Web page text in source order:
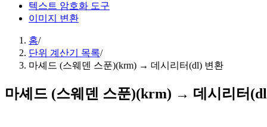
텍스트 암호화 도구
이미지 변환
홈/
단위 계산기 목록/
마셰드 (스웨덴 스푼)(krm) → 데시리터(dl) 변환
마셰드 (스웨덴 스푼)(krm) → 데시리터